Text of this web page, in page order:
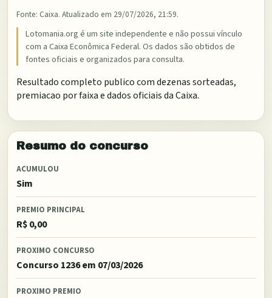
Fonte: Caixa. Atualizado em 29/07/2026, 21:59.
Lotomania.org é um site independente e não possui vínculo
com a Caixa Econômica Federal. Os dados são obtidos de
fontes oficiais e organizados para consulta.
Resultado completo publico com dezenas sorteadas,
premiacao por faixa e dados oficiais da Caixa.
Resumo do concurso
ACUMULOU
Sim
PREMIO PRINCIPAL
R$ 0,00
PROXIMO CONCURSO
Concurso 1236em 07/03/2026
PROXIMO PREMIO